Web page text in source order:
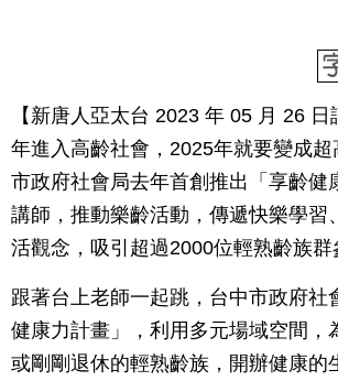
【新唐人亞太台 2023 年 05 月 26
年進入高齡社會，2025年就要變成超
市政府社會局去年首創推出「享齡健
講師，推動樂齡活動，傳遞快樂學習
活觀念，吸引超過2000位輕熟齡族群
跟著台上老師一起跳，台中市政府社
健康力計畫」，利用多元場域空間，
或剛剛退休的輕熟齡族，開辦健康的